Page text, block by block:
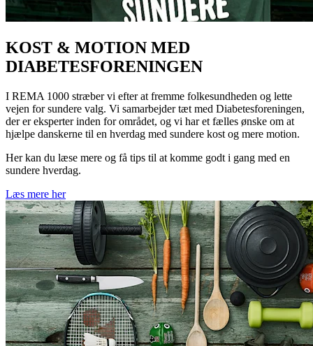
KOST & MOTION MED
DIABETESFORENINGEN
I REMA 1000 stræber vi efter at fremme folkesundheden og lette
vejen for sundere valg. Vi samarbejder tæt med Diabetesforeningen,
der er eksperter inden for området, og vi har et fælles ønske om at
hjælpe danskerne til en hverdag med sundere kost og mere motion.
Her kan du læse mere og få tips til at komme godt i gang med en
sundere hverdag.
Læs mere her